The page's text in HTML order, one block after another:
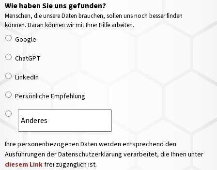
Wie haben Sie uns gefunden?
Menschen, die unsere Daten brauchen, sollen uns noch besser finden
können. Daran können wir mit Ihrer Hilfe arbeiten.
Google
ChatGPT
LinkedIn
Persönliche Empfehlung
Ihre personenbezogenen Daten werden entsprechend den
Ausführungen der Datenschutzerklärung verarbeitet, die Ihnen unter
diesem Linkfrei zugänglich ist.